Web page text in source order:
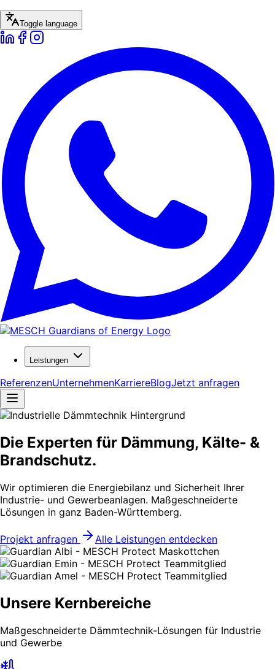
Toggle language
Leistungen
ReferenzenUnternehmenKarriereBlogJetzt anfragen
Die Experten für Dämmung, Kälte- &
Brandschutz.
Wir optimieren die Energiebilanz und Sicherheit Ihrer
Industrie- und Gewerbeanlagen. Maßgeschneiderte
Lösungen in ganz Baden-Württemberg.
Projekt anfragen Alle Leistungen entdecken
Unsere Kernbereiche
Maßgeschneiderte Dämmtechnik-Lösungen für Industrie
und Gewerbe